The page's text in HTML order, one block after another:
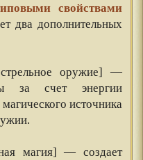
свойствами
два дополнительных
оружие] —
за счет энергии
источника
магия] — создает